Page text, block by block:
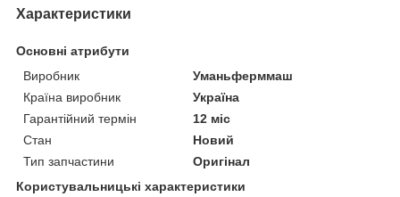
Характеристики
Основні атрибути
Виробник
Уманьферммаш
Країна виробник
Україна
Гарантійний термін
12 міс
Стан
Новий
Тип запчастини
Оригінал
Користувальницькі характеристики